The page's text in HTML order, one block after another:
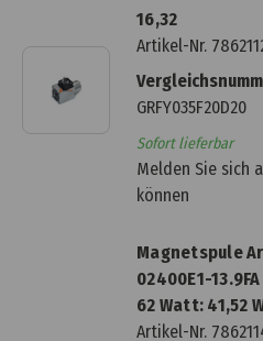
16,32
Artikel-Nr.
GRFY035F20D20
Sofort lieferbar
Melden Sie sich
können
Magnetspule
02400E1-
62 Watt: 41,52
Artikel-Nr.